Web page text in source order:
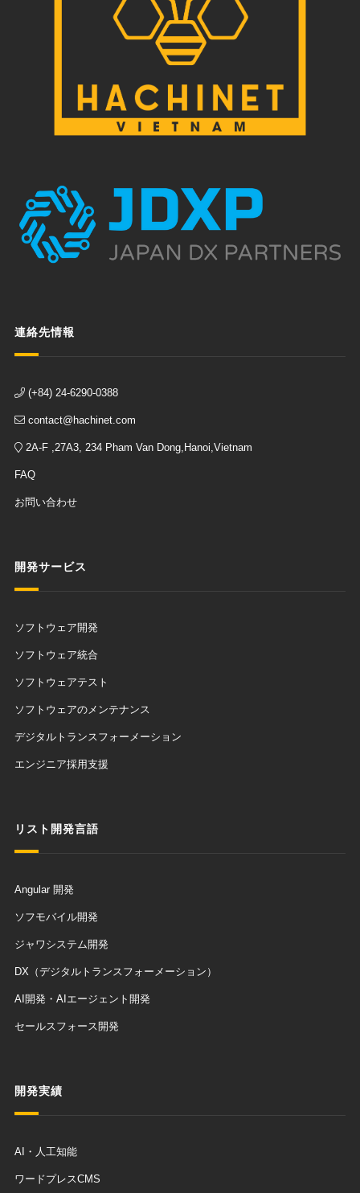
連絡先情報
(+84) 24-6290-0388
contact@hachinet.com
2A-F ,27A3, 234 Pham Van Dong,Hanoi,Vietnam
FAQ
お問い合わせ
開発サービス
ソフトウェア開発
ソフトウェア統合
ソフトウェアテスト
ソフトウェアのメンテナンス
デジタルトランスフォーメーション
エンジニア採用支援
リスト開発言語
Angular 開発
ソフモバイル開発
ジャワシステム開発
DX（デジタルトランスフォーメーション）
AI開発・AIエージェント開発
セールスフォース開発
開発実績
AI・人工知能
ワードプレスCMS